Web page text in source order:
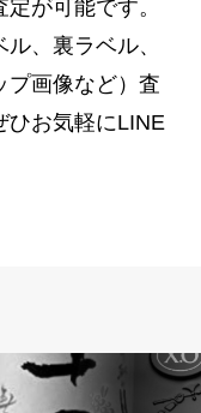
が可能です。
、裏ラベル、
プ画像など）査
ひお気軽にLINE